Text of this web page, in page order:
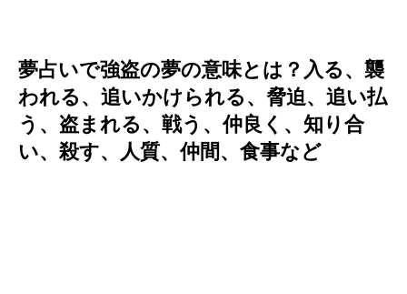
夢占いで強盗の夢の意味とは？入る、襲
われる、追いかけられる、脅迫、追い払
う、盗まれる、戦う、仲良く、知り合
い、殺す、人質、仲間、食事など